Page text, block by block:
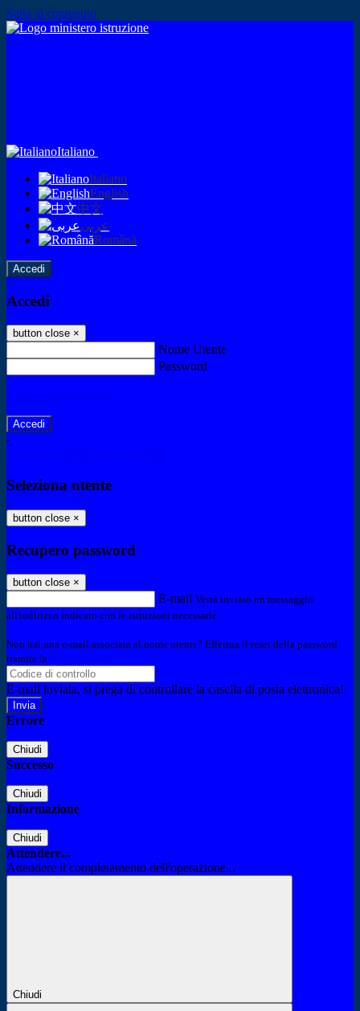
Salta al contenuto
Italiano
Italiano
English
中文
عربى
Română
Accedi
Accedi
button close ×
Nome Utente
Password
-
Seleziona utente
button close ×
Recupero password
button close ×
E-mail Verrà inviato un messaggio
all'indirizzo indicato con le istruzioni necessarie.
Non hai una e-mail associata al nome utente? Effettua il reset della password
tramite la
E-mail inviata, si prega di controllare la casella di posta elettronica!
Errore
Chiudi
Successo
Chiudi
Informazione
Chiudi
Attendere...
Attendere il completamento dell'operazione...
Chiudi